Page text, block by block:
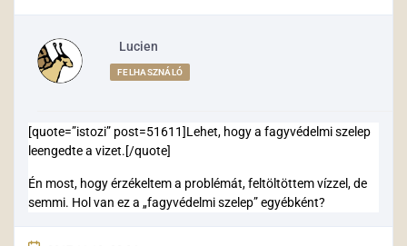
Lucien
FELHASZNÁLÓ
[quote=”istozi” post=51611]Lehet, hogy a fagyvédelmi szelep
leengedte a vizet.[/quote]
Én most, hogy érzékeltem a problémát, feltöltöttem vízzel, de
semmi. Hol van ez a „fagyvédelmi szelep” egyébként?